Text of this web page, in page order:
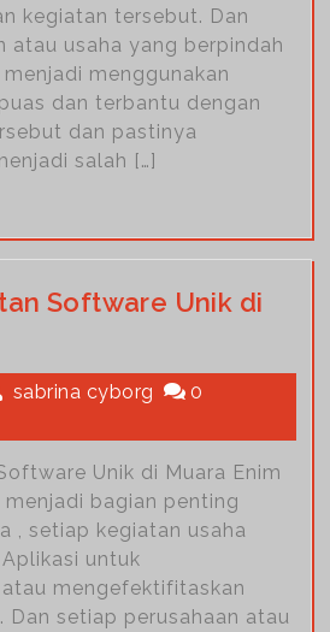
kegiatan tersebut. Dan
atau usaha yang berpindah
menggunakan
dan terbantu dengan
dan pastinya
salah […]
Software Unik di
sabrina cyborg
0
Unik di Muara Enim
bagian penting
, setiap kegiatan usaha
untuk
mengefektifitaskan
Dan setiap perusahaan atau